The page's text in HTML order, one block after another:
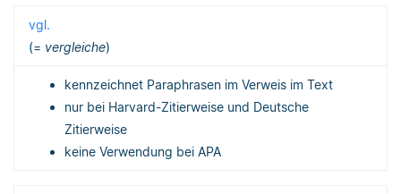
vgl.
(= vergleiche)
kennzeichnet Paraphrasen im Verweis im Text
nur bei Harvard-Zitierweise und Deutsche
Zitierweise
keine Verwendung bei APA